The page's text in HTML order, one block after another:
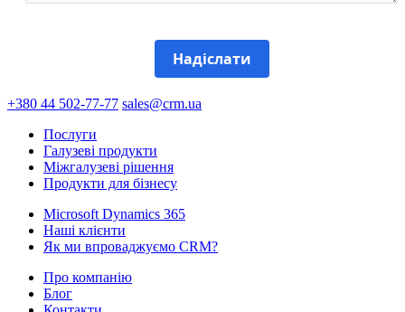
Надіслати
+380 44 502-77-77 sales@crm.ua
Послуги
Галузеві продукти
Міжгалузеві рішення
Продукти для бізнесу
Microsoft Dynamics 365
Наші клієнти
Як ми впроваджуємо CRM?
Про компанію
Блог